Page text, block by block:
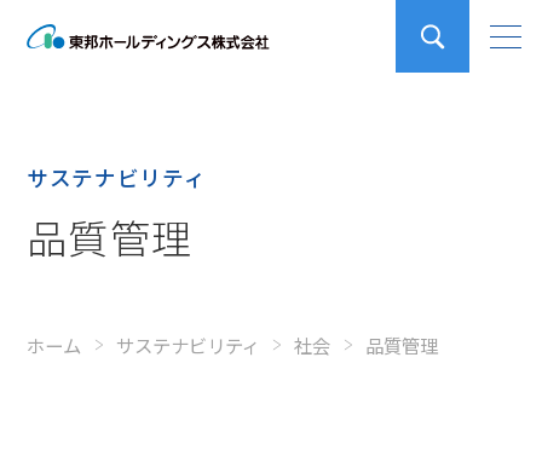
サステナビリティ
品質管理
ホーム サステナビリティ 社会 品質管理